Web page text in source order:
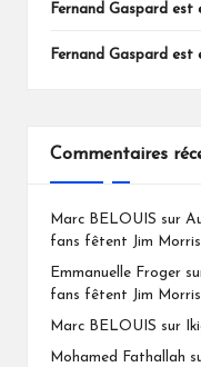
Fernand Gaspard
Fernand Gaspard
Commentaires
Marc BELOUIS sur
fans fêtent Jim
Emmanuelle Froger
fans fêtent Jim
Marc BELOUIS sur
Mohamed Fathallah